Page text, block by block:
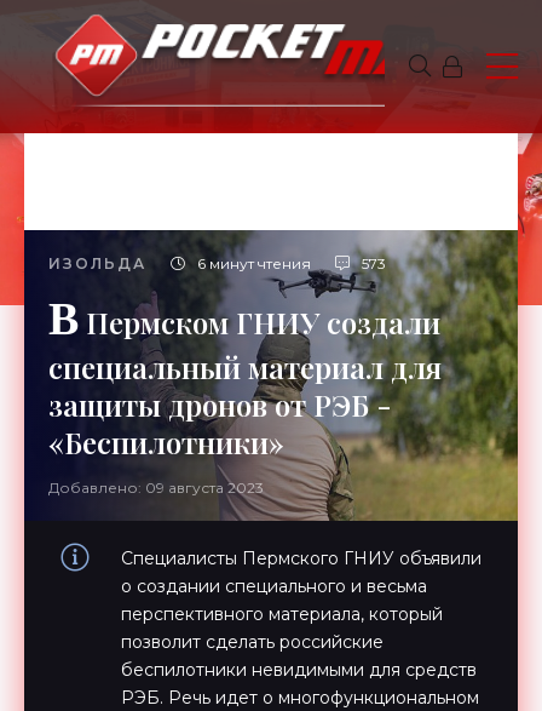
ИЗОЛЬДА 6 минут чтения 573
В Пермском ГНИУ создали
специальный материал для
защиты дронов от РЭБ -
«Беспилотники»
Добавлено: 09 августа 2023
Специалисты Пермского ГНИУ объявили
о создании специального и весьма
перспективного материала, который
позволит сделать российские
беспилотники невидимыми для средств
РЭБ. Речь идет о многофункциональном